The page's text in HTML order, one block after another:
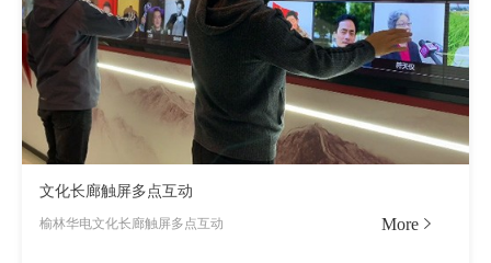
文化长廊触屏多点互动
榆林华电文化长廊触屏多点互动 More